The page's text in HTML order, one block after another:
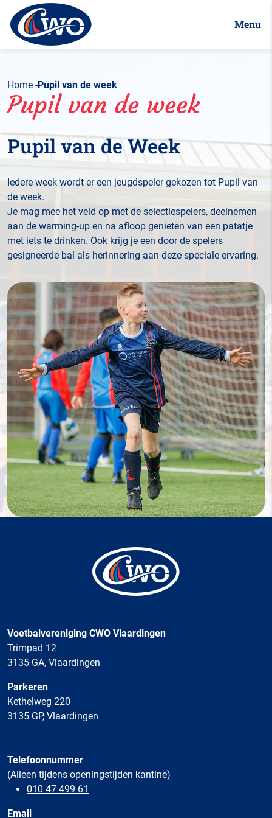
Menu
Home Pupil van de week
Pupil van de week
Pupil van de Week
Iedere week wordt er een jeugdspeler gekozen tot Pupil van
de week.
Je mag mee het veld op met de selectiespelers, deelnemen
aan de warming-up en na afloop genieten van een patatje
met iets te drinken. Ook krijg je een door de spelers
gesigneerde bal als herinnering aan deze speciale ervaring.
Voetbalvereniging CWO Vlaardingen
Trimpad 12
3135 GA, Vlaardingen
Parkeren
Kethelweg 220
3135 GP, Vlaardingen
Telefoonnummer
(Alleen tijdens openingstijden kantine)
010 47 499 61
Email